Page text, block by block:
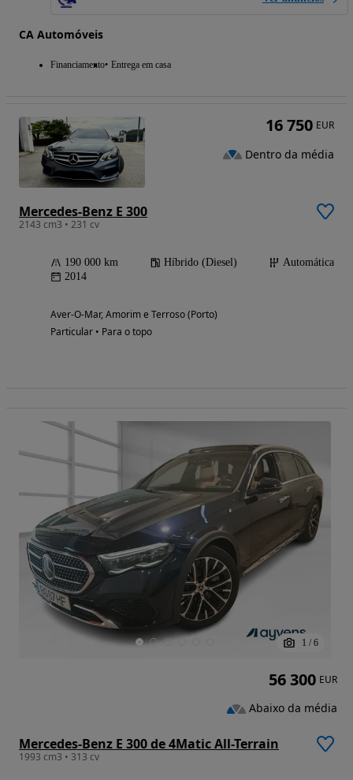
CA Automóveis
Financiamento Entrega em casa
Mercedes-Benz E 300
2143 cm3 • 231 cv
190 000 km Híbrido (Diesel)
Automática
2014
Aver-O-Mar, Amorim e Terroso (Porto)
Particular • Para o topo
16 750 EUR
Dentro da média
1 / 6
Mercedes-Benz E 300 de 4Matic All-Terrain
1993 cm3 • 313 cv
56 300 EUR
Abaixo da média